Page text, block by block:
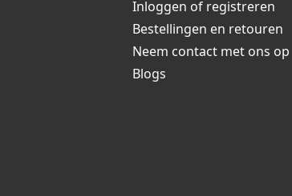
Inloggen of registreren
Bestellingen en retouren
Neem contact met ons op
Blogs